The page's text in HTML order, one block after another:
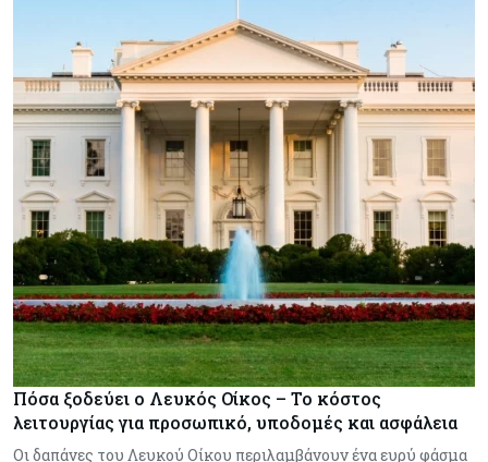
Πόσα ξοδεύει ο Λευκός Οίκος – Το κόστος
λειτουργίας για προσωπικό, υποδομές και ασφάλεια
Οι δαπάνες του Λευκού Οίκου περιλαμβάνουν ένα ευρύ φάσμα